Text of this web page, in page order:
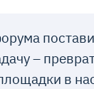
–
в